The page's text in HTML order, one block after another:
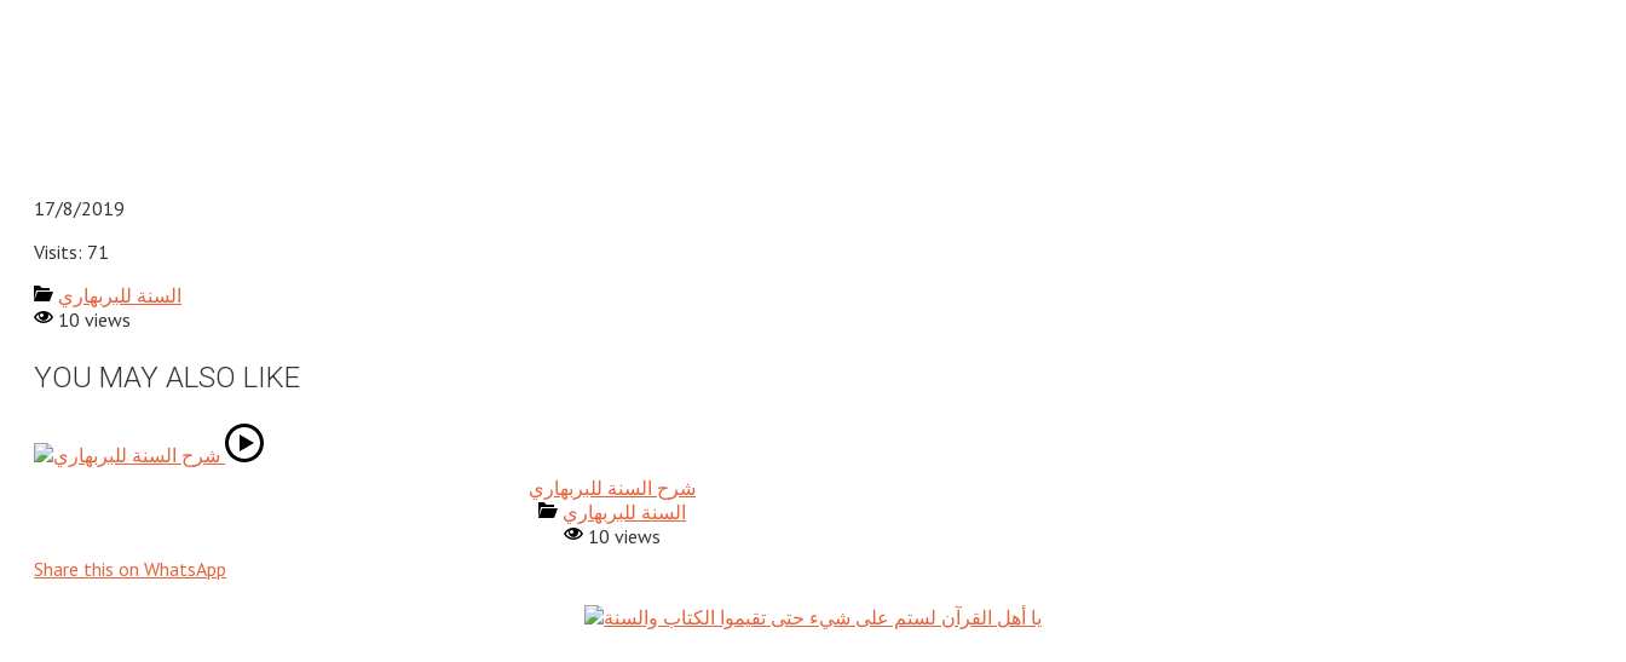
17/8/2019
Visits: 71
السنة للبربهاري
10 views
YOU MAY ALSO LIKE
شرح السنة للبربهاري
السنة للبربهاري
10 views
Share this on WhatsApp